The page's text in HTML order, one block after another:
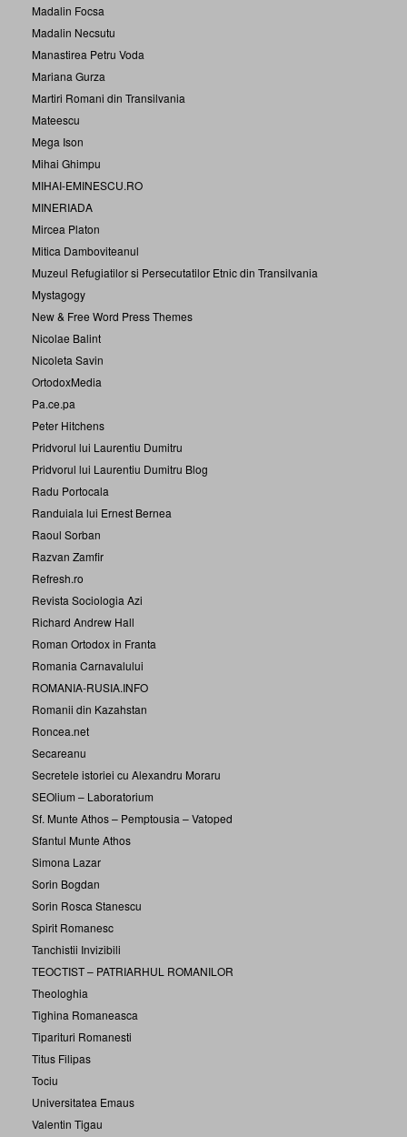
Madalin Focsa
Madalin Necsutu
Manastirea Petru Voda
Mariana Gurza
Martiri Romani din Transilvania
Mateescu
Mega Ison
Mihai Ghimpu
MIHAI-EMINESCU.RO
MINERIADA
Mircea Platon
Mitica Damboviteanul
Muzeul Refugiatilor si Persecutatilor Etnic din Transilvania
Mystagogy
New & Free Word Press Themes
Nicolae Balint
Nicoleta Savin
OrtodoxMedia
Pa.ce.pa
Peter Hitchens
Pridvorul lui Laurentiu Dumitru
Pridvorul lui Laurentiu Dumitru Blog
Radu Portocala
Randuiala lui Ernest Bernea
Raoul Sorban
Razvan Zamfir
Refresh.ro
Revista Sociologia Azi
Richard Andrew Hall
Roman Ortodox in Franta
Romania Carnavalului
ROMANIA-RUSIA.INFO
Romanii din Kazahstan
Roncea.net
Secareanu
Secretele istoriei cu Alexandru Moraru
SEOlium – Laboratorium
Sf. Munte Athos – Pemptousia – Vatoped
Sfantul Munte Athos
Simona Lazar
Sorin Bogdan
Sorin Rosca Stanescu
Spirit Romanesc
Tanchistii Invizibili
TEOCTIST – PATRIARHUL ROMANILOR
Theologhia
Tighina Romaneasca
Tiparituri Romanesti
Titus Filipas
Tociu
Universitatea Emaus
Valentin Tigau